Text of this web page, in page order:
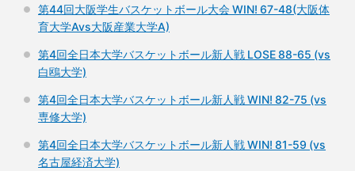
第44回大阪学生バスケットボール大会 WIN! 67-48(大阪体
育大学Avs大阪産業大学A)
第4回全日本大学バスケットボール新人戦 LOSE 88-65 (vs
白鴎大学)
第4回全日本大学バスケットボール新人戦 WIN! 82-75 (vs
専修大学)
第4回全日本大学バスケットボール新人戦 WIN! 81-59 (vs
名古屋経済大学)